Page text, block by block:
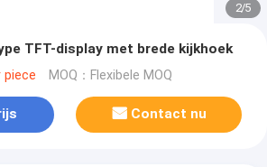
2/5
TFT-display met brede kijkhoek
piece MOQ：Flexibele MOQ
Contact nu